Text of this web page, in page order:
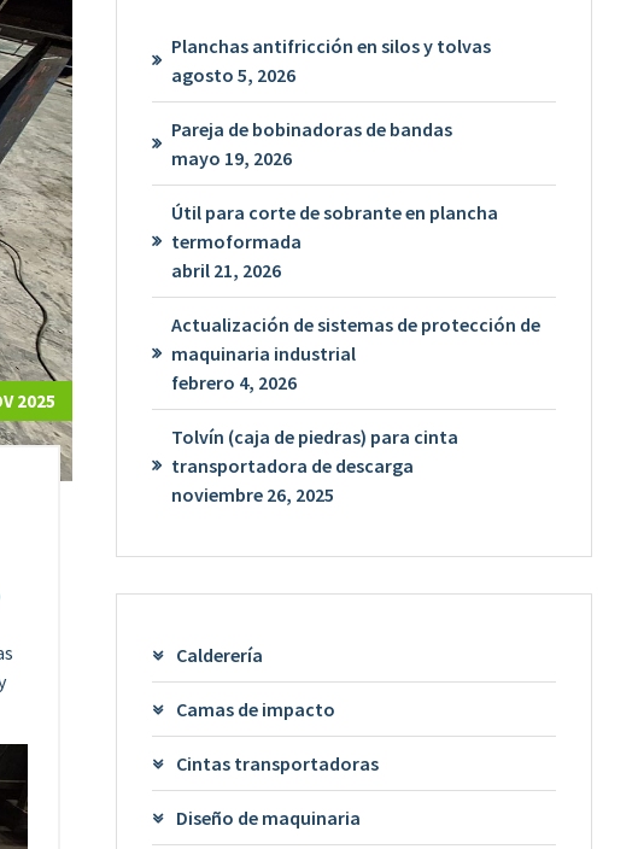
2025
Planchas antifricción en silos y tolvas
agosto 5, 2026
Pareja de bobinadoras de bandas
mayo 19, 2026
Útil para corte de sobrante en plancha
termoformada
abril 21, 2026
Actualización de sistemas de protección de
maquinaria industrial
febrero 4, 2026
Tolvín (caja de piedras) para cinta
transportadora de descarga
noviembre 26, 2025
Calderería
Camas de impacto
Cintas transportadoras
Diseño de maquinaria